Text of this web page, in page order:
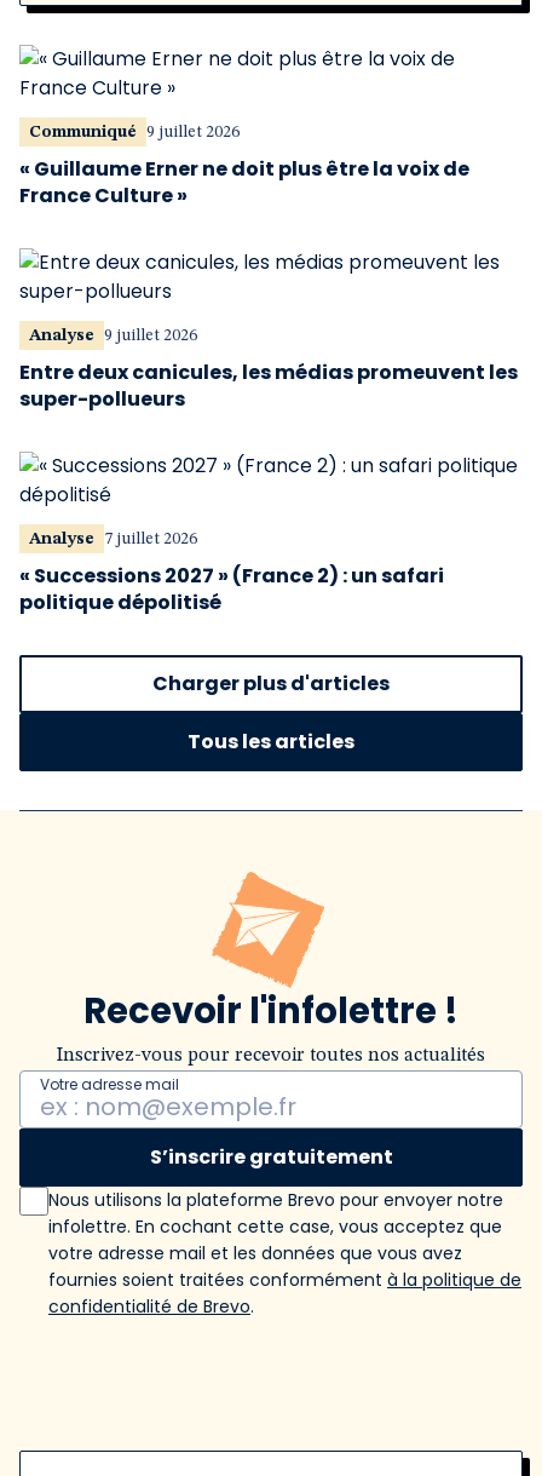
Communiqué 9 juillet 2026
« Guillaume Erner ne doit plus être la voix de
France Culture »
Analyse 9 juillet 2026
Entre deux canicules, les médias promeuvent les
super-pollueurs
Analyse 7 juillet 2026
« Successions 2027 » (France 2) : un safari
politique dépolitisé
Charger plus d'articles
Tous les articles
Recevoir l'infolettre !
Inscrivez-vous pour recevoir toutes nos actualités
Votre adresse mail
S’inscrire gratuitement
Nous utilisons la plateforme Brevo pour envoyer notre
infolettre. En cochant cette case, vous acceptez que
votre adresse mail et les données que vous avez
fournies soient traitées conformément à la politique de
confidentialité de Brevo.